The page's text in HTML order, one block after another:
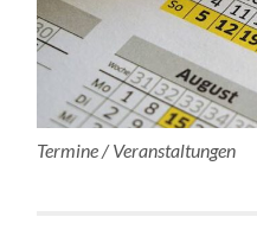
Termine / Veranstaltungen